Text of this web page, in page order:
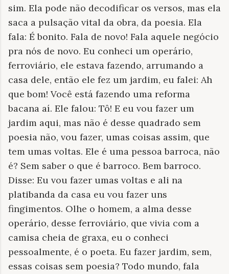
sim. Ela pode não decodificar os versos, mas ela
saca a pulsação vital da obra, da poesia. Ela
fala: É bonito. Fala de novo! Fala aquele negócio
pra nós de novo. Eu conheci um operário,
ferroviário, ele estava fazendo, arrumando a
casa dele, então ele fez um jardim, eu falei: Ah
que bom! Você está fazendo uma reforma
bacana aí. Ele falou: Tô! E eu vou fazer um
jardim aqui, mas não é desse quadrado sem
poesia não, vou fazer, umas coisas assim, que
tem umas voltas. Ele é uma pessoa barroca, não
é? Sem saber o que é barroco. Bem barroco.
Disse: Eu vou fazer umas voltas e ali na
platibanda da casa eu vou fazer uns
fingimentos. Olhe o homem, a alma desse
operário, desse ferroviário, que vivia com a
camisa cheia de graxa, eu o conheci
pessoalmente, é o poeta. Eu fazer jardim, sem,
essas coisas sem poesia? Todo mundo, fala